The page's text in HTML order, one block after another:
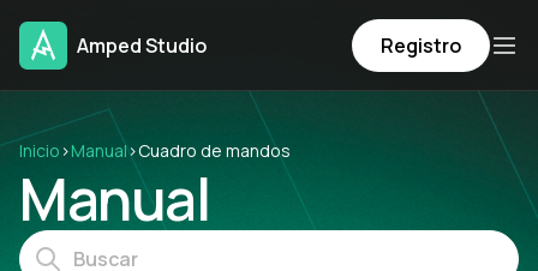
Amped Studio Registro
Inicio›Manual›Cuadro de mandos
Manual